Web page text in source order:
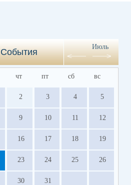
События
Июль
чт пт сб вс
2 3 4 5
9 10 11 12
16 17 18 19
23 24 25 26
30 31